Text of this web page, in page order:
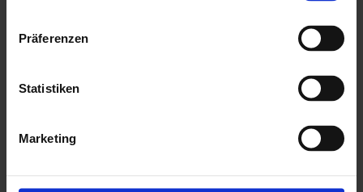
Präferenzen
Statistiken
Marketing
erleichtert die schnelle Erfassung der
Informationen.
Verwendung von Piktogrammen und
Grafische Darstellungen sind
häufig klarer und schneller verständlich als
Text.